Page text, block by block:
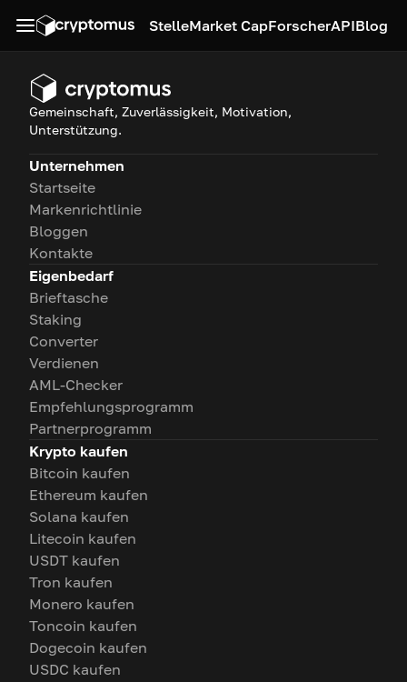
StelleMarket CapForscherAPIBlog
Gemeinschaft, Zuverlässigkeit, Motivation,
Unterstützung.
Unternehmen
Startseite
Markenrichtlinie
Bloggen
Kontakte
Eigenbedarf
Brieftasche
Staking
Converter
Verdienen
AML-Checker
Empfehlungsprogramm
Partnerprogramm
Krypto kaufen
Bitcoin kaufen
Ethereum kaufen
Solana kaufen
Litecoin kaufen
USDT kaufen
Tron kaufen
Monero kaufen
Toncoin kaufen
Dogecoin kaufen
USDC kaufen